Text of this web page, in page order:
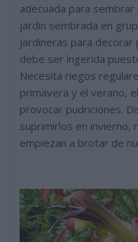
adecuada para
jardin sembrada en
jardineras para decorar
debe ser ingerida
Necesita riegos
primavera y el verano,
provocar pudriciones.
suprimirlos en invierno,
empiezan a brotar de